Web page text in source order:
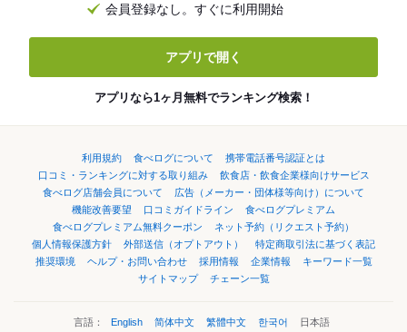
会員登録なし。すぐに利用開始
アプリで開く
アプリなら1ヶ月無料でランキング検索！
利用規約 食べログについて
携帯電話番号認証とは
口コミ・ランキングに対する取り組み
飲食店・飲食企業様向けサービス
食べログ店舗会員について
広告（メーカー・団体様等向け）について
機能改善要望
口コミガイドライン
食べログプレミアム
食べログプレミアム無料クーポン
ネット予約（リクエスト予約）
個人情報保護方針
外部送信（オプトアウト）
特定商取引法に基づく表記
推奨環境
ヘルプ・お問い合わせ 採用情報 企業情報
キーワード一覧
サイトマップ
チェーン一覧
言語： English 简体中文 繁體中文 한국어 日本語